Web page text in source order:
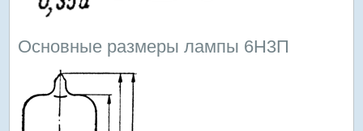
Основные размеры лампы 6Н3П